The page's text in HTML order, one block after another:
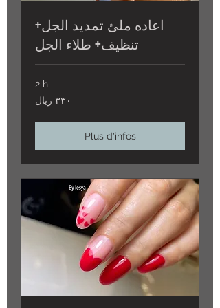
اعاده ملئ تمديد الجل+
تنظيف+ طلاء الجل
2 h
٣٣٠
ريال
٣٣٠ ريال
Plus d'infos